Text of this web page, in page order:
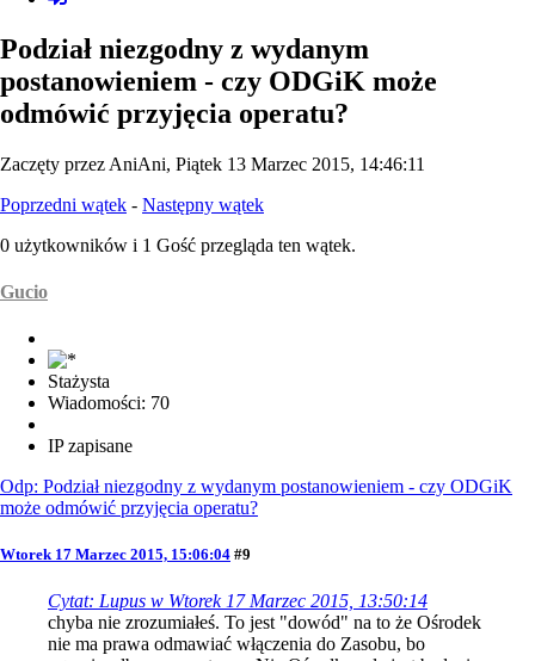
Podział niezgodny z wydanym
postanowieniem - czy ODGiK może
odmówić przyjęcia operatu?
Zaczęty przez AniAni, Piątek 13 Marzec 2015, 14:46:11
Poprzedni wątek - Następny wątek
0 użytkowników i 1 Gość przegląda ten wątek.
Gucio
Stażysta
Wiadomości: 70
IP zapisane
Odp: Podział niezgodny z wydanym postanowieniem - czy ODGiK
może odmówić przyjęcia operatu?
Wtorek 17 Marzec 2015, 15:06:04 #9
Cytat: Lupus w Wtorek 17 Marzec 2015, 13:50:14
chyba nie zrozumiałeś. To jest "dowód" na to że Ośrodek
nie ma prawa odmawiać włączenia do Zasobu, bo